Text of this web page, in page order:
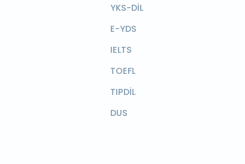
YKS-DİL
E-YDS
IELTS
TOEFL
TIPDİL
DUS